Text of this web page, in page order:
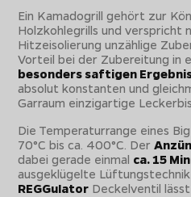
Ein Kamadogrill gehört zur
Holzkohlegrills und verspricht
Hitzeisolierung unzählige
Vorteil bei der Zubereitung in
besonders saftigen
absolut konstanten und
Garraum einzigartige
Die Temperaturrange eines
70°C bis ca. 400°C. Der
dabei gerade einmal ca. 15
ausgeklügelte
REGGulator Deckelventil